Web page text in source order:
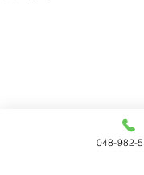
048-982-